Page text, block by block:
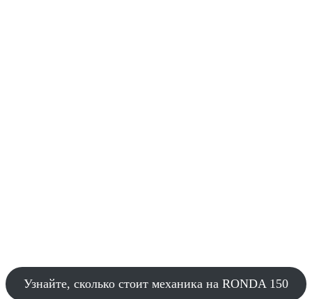
Узнайте, сколько стоит механика на RONDA 150